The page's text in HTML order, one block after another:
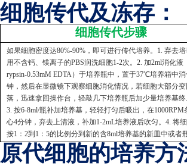
细胞传代及冻存：
细胞传代步骤
如果细胞密度达80%-90%，即可进行传代培养。1. 弃去培
用不含钙、镁离子的PBS润洗细胞1-2次。2. 加2ml消化液
rypsin-0.53mM EDTA）于培养瓶中，置于37℃培养箱中消
钟，然后在显微镜下观察细胞消化情况，若细胞大部分
落，迅速拿回操作台，轻敲几下培养瓶后加少量培养基终
3. 按6-8ml/瓶补加培养基，轻轻打匀后吸出，在1000RPM
心4分钟，弃去上清液，补加1-2mL培养液后吹匀。4. 将
按1：2到1：5的比例分到新的含8ml培养基的新皿中或者
原代细胞的培养方